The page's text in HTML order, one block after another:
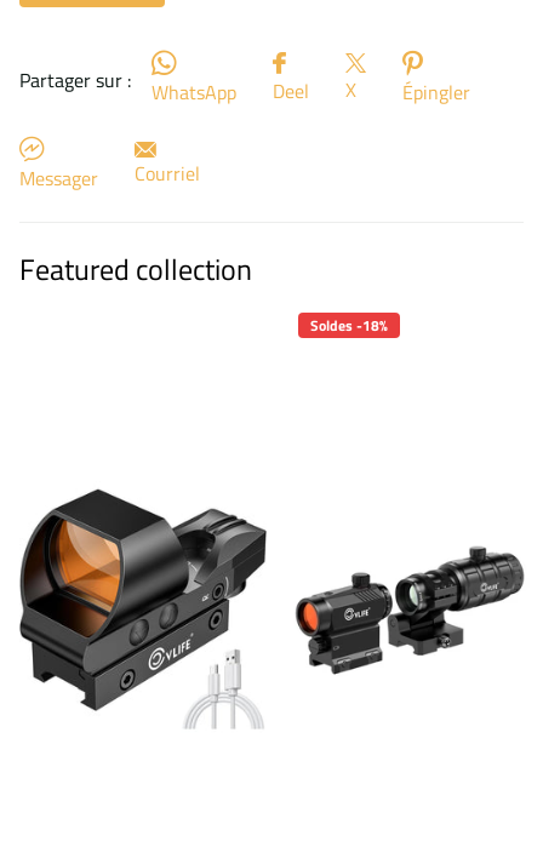
Partager sur : WhatsApp Deel X Épingler
Messager Courriel
Featured collection
Soldes -18%